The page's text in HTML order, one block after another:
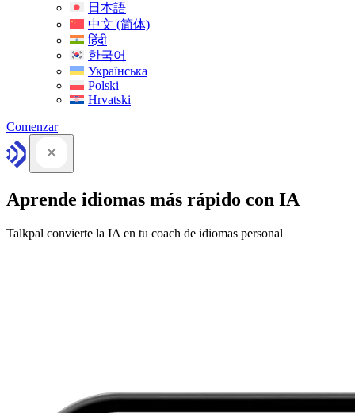
日本語
中文 (简体)
हिंदी
한국어
Українська
Polski
Hrvatski
Comenzar
Aprende idiomas más rápido con IA
Talkpal convierte la IA en tu coach de idiomas personal